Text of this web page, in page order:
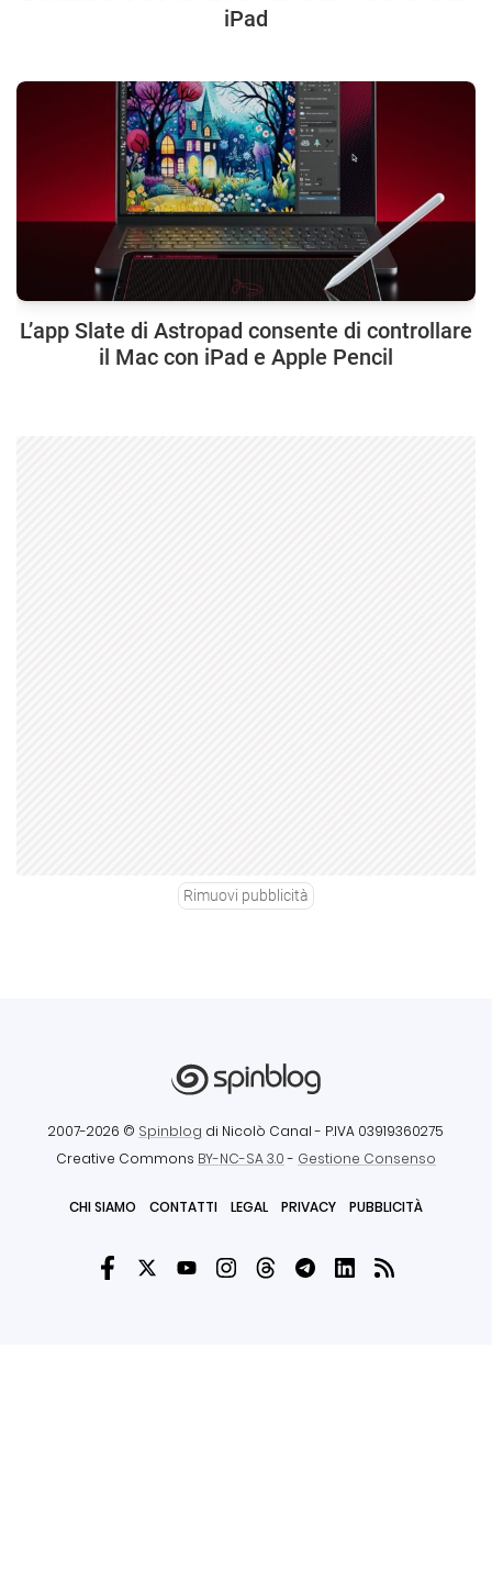
iPad
L’app Slate di Astropad consente di controllare
il Mac con iPad e Apple Pencil
Rimuovi pubblicità
2007-2026 © Spinblog di Nicolò Canal - P.IVA 03919360275
Creative Commons BY-NC-SA 3.0- Gestione Consenso
CHI SIAMO CONTATTI LEGAL PRIVACY PUBBLICITÀ